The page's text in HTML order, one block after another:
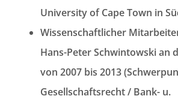
University of Cape Town in
Wissenschaftlicher
Hans-Peter Schwintowski an
von 2007 bis 2013
Gesellschaftsrecht / Bank- u.